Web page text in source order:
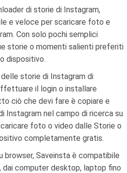
di storie di Instagram,
e veloce per scaricare foto e
Con solo pochi semplici
storie o momenti salienti preferiti
dispositivo.
storie di Instagram di
il login o installare
ciò che devi fare è copiare e
Instagram nel campo di ricerca su
foto o video dalle Storie o
completamente gratis.
browser, Saveinsta è compatibile
computer desktop, laptop fino